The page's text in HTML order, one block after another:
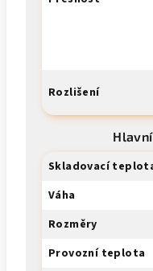
Rozlišení
Skladovací
Váha
Rozměry
Provozní teplota